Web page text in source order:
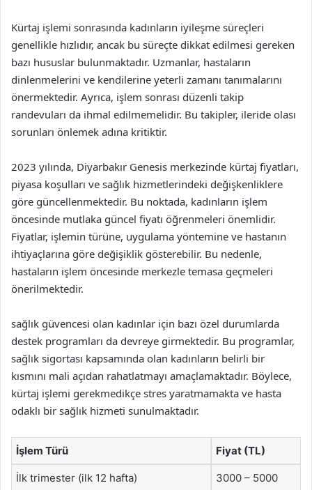
Kürtaj işlemi sonrasında kadınların iyileşme süreçleri
genellikle hızlıdır, ancak bu süreçte dikkat edilmesi gereken
bazı hususlar bulunmaktadır. Uzmanlar, hastaların
dinlenmelerini ve kendilerine yeterli zamanı tanımalarını
önermektedir. Ayrıca, işlem sonrası düzenli takip
randevuları da ihmal edilmemelidir. Bu takipler, ileride olası
sorunları önlemek adına kritiktir.
2023 yılında, Diyarbakır Genesis merkezinde kürtaj fiyatları,
piyasa koşulları ve sağlık hizmetlerindeki değişkenliklere
göre güncellenmektedir. Bu noktada, kadınların işlem
öncesinde mutlaka güncel fiyatı öğrenmeleri önemlidir.
Fiyatlar, işlemin türüne, uygulama yöntemine ve hastanın
ihtiyaçlarına göre değişiklik gösterebilir. Bu nedenle,
hastaların işlem öncesinde merkezle temasa geçmeleri
önerilmektedir.
sağlık güvencesi olan kadınlar için bazı özel durumlarda
destek programları da devreye girmektedir. Bu programlar,
sağlık sigortası kapsamında olan kadınların belirli bir
kısmını mali açıdan rahatlatmayı amaçlamaktadır. Böylece,
kürtaj işlemi gerekmedikçe stres yaratmamakta ve hasta
odaklı bir sağlık hizmeti sunulmaktadır.
İşlem Türü Fiyat (TL)
İlk trimester (ilk 12 hafta) 3000 – 5000